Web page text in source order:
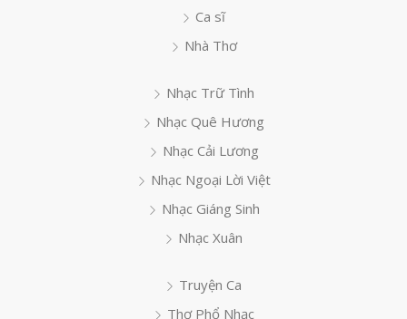
Ca sĩ
Nhà Thơ
Nhạc Trữ Tình
Nhạc Quê Hương
Nhạc Cải Lương
Nhạc Ngoại Lời Việt
Nhạc Giáng Sinh
Nhạc Xuân
Truyện Ca
Thơ Phổ Nhạc